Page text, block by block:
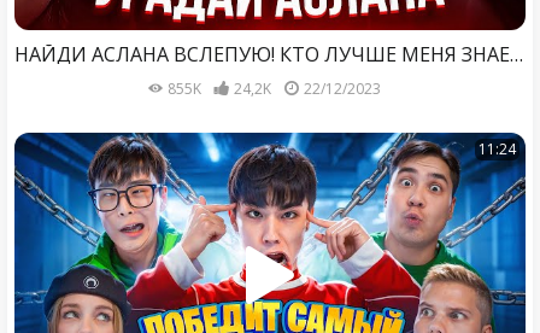
НАЙДИ АСЛАНА ВСЛЕПУЮ! КТО ЛУЧШЕ МЕНЯ ЗНАЕТ? Милана Некрасова, Стас Кацуки
855K 24,2K 22/12/2023
11:24